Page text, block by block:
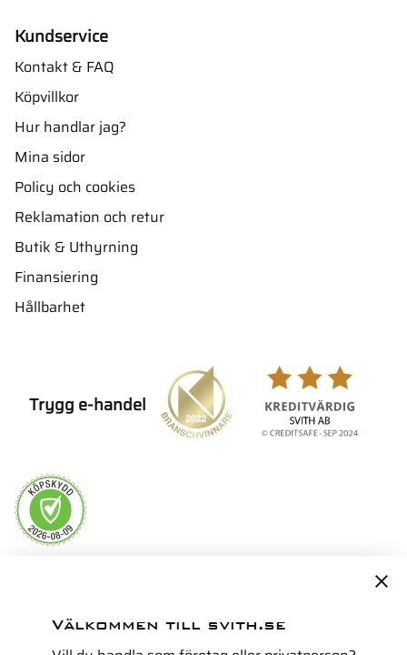
Kundservice
Kontakt & FAQ
Köpvillkor
Hur handlar jag?
Mina sidor
Policy och cookies
Reklamation och retur
Butik & Uthyrning
Finansiering
Hållbarhet
Trygg e-handel
Välkommen till svith.se